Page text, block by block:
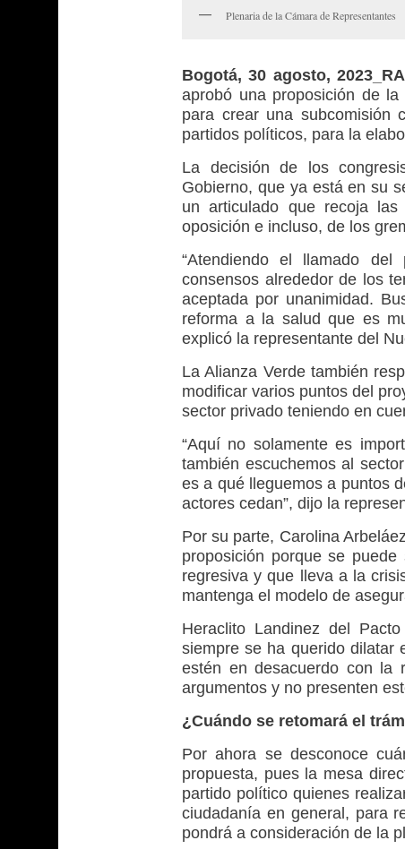
Plenaria de la Cámara de Representantes
Bogotá, 30 agosto,
aprobó una proposición de
para crear una subcomisión
partidos políticos, para la
La decisión de los
Gobierno, que ya está en su
un articulado que recoja
oposición e incluso, de los
“Atendiendo el llamado
consensos alrededor de los
aceptada por unanimidad.
reforma a la salud que es
explicó la representante del
La Alianza Verde también
modificar varios puntos del
sector privado teniendo en
“Aquí no solamente es
también escuchemos al
es a qué lleguemos a puntos
actores cedan”, dijo la
Por su parte, Carolina
proposición porque se puede
regresiva y que lleva a la
mantenga el modelo de
Heraclito Landinez del
siempre se ha querido dilatar
estén en desacuerdo con la
argumentos y no presenten
¿Cuándo se retomará el
Por ahora se desconoce
propuesta, pues la mesa
partido político quienes
ciudadanía en general, para
pondrá a consideración de la